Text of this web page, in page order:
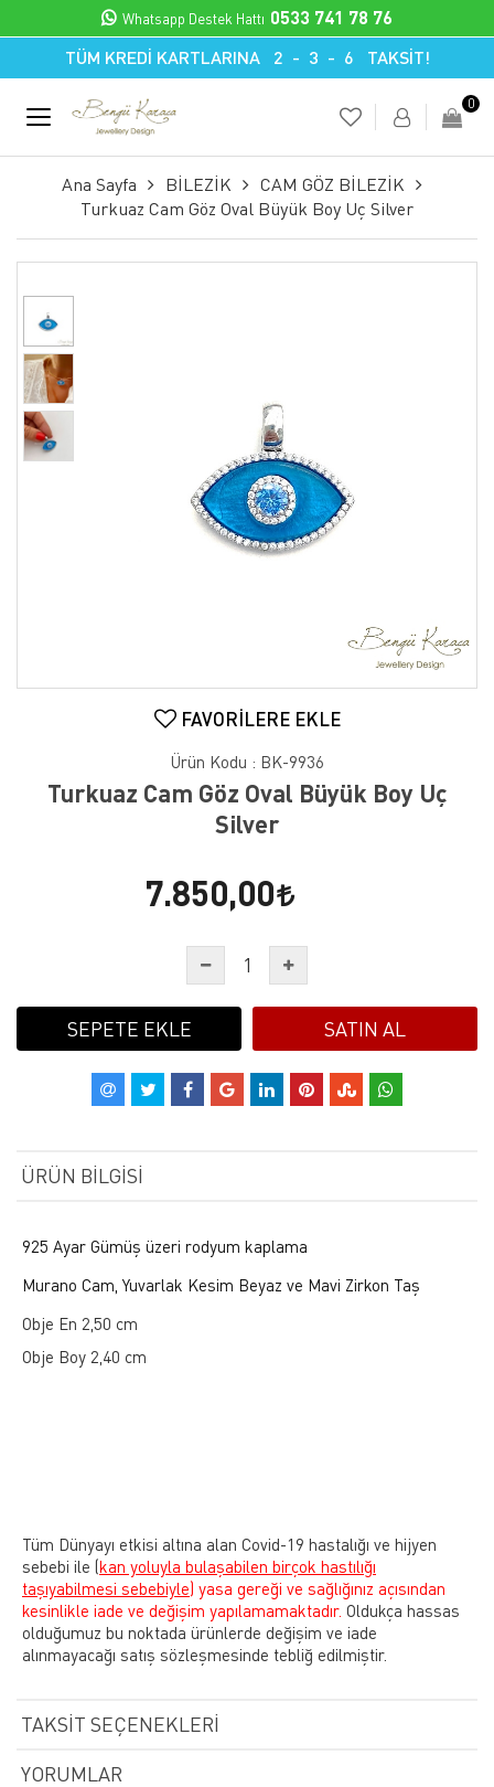
TÜM KREDİ KARTLARINA 2 - 3 - 6 TAKSİT!
Whatsapp Destek Hattı 0533 741 78 76
0
Ana Sayfa BİLEZİK
CAM GÖZ BİLEZİK
Turkuaz Cam Göz Oval Büyük Boy Uç Silver
FAVORILERE EKLE
Ürün Kodu : BK-9936
Turkuaz Cam Göz Oval Büyük Boy Uç
Silver
7.850,00
SEPETE EKLE SATIN AL
ÜRÜN BILGISI
925 Ayar Gümüş üzeri rodyum kaplama
Murano Cam, Yuvarlak Kesim Beyaz ve Mavi Zirkon Taş
Obje En 2,50 cm
Obje Boy 2,40 cm
Tüm Dünyayı etkisi altına alan Covid-19 hastalığı ve hijyen
sebebi ile (kan yoluyla bulaşabilen birçok hastılığı
taşıyabilmesi sebebiyle) yasa gereği ve sağlığınız açısından
kesinlikle iade ve değişim yapılamamaktadır. Oldukça hassas
olduğumuz bu noktada ürünlerde değişim ve iade
alınmayacağı satış sözleşmesinde tebliğ edilmiştir.
TAKSIT SEÇENEKLERI
YORUMLAR